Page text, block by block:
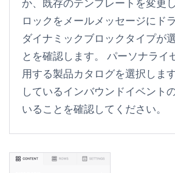
か、既存のテンプレートを変更
ロックをメールメッセージにド
ダイナミックブロックタイプが
とを確認します。 パーソナライ
用する製品カタログを選択しま
しているインバウンドイベント
いることを確認してください。